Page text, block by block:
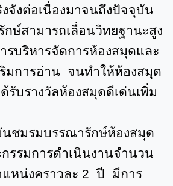
จังต่อเนื่องมาจนถึงปัจจุบัน
ษ์สามารถเลื่อนวิทยฐานะสูง
บริหารจัดการห้องสมุดและ
มการอ่าน จนทำให้ห้องสมุด
รับรางวัลห้องสมุดดีเด่นเพิ่ม
บรรณารักษ์ห้องสมุด
รรมการดำเนินงานจำนวน
หน่งคราวละ 2 ปี มีการ